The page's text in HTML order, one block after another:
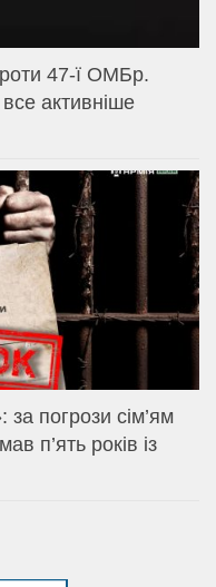
47-ї ОМБр.
активніше
за погрози сім’ям
п’ять років із